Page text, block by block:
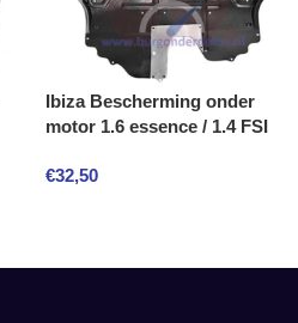
Ibiza Bescherming onder
motor 1.6 essence / 1.4 FSI
€32,50